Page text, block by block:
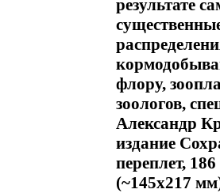
результате
флору,
зоологов,
Александр
издание
переплет,
(~145х217